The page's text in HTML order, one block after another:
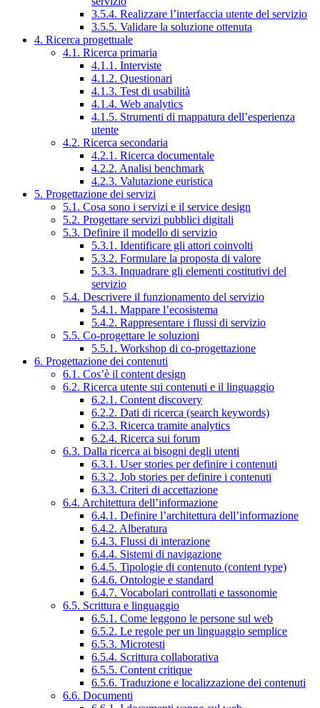
3.5.4. Realizzare l’interfaccia utente del servizio
3.5.5. Validare la soluzione ottenuta
4. Ricerca progettuale
4.1. Ricerca primaria
4.1.1. Interviste
4.1.2. Questionari
4.1.3. Test di usabilità
4.1.4. Web analytics
4.1.5. Strumenti di mappatura dell’esperienza
utente
4.2. Ricerca secondaria
4.2.1. Ricerca documentale
4.2.2. Analisi benchmark
4.2.3. Valutazione euristica
5. Progettazione dei servizi
5.1. Cosa sono i servizi e il service design
5.2. Progettare servizi pubblici digitali
5.3. Definire il modello di servizio
5.3.1. Identificare gli attori coinvolti
5.3.2. Formulare la proposta di valore
5.3.3. Inquadrare gli elementi costitutivi del
servizio
5.4. Descrivere il funzionamento del servizio
5.4.1. Mappare l’ecosistema
5.4.2. Rappresentare i flussi di servizio
5.5. Co-progettare le soluzioni
5.5.1. Workshop di co-progettazione
6. Progettazione dei contenuti
6.1. Cos’è il content design
6.2. Ricerca utente sui contenuti e il linguaggio
6.2.1. Content discovery
6.2.2. Dati di ricerca (search keywords)
6.2.3. Ricerca tramite analytics
6.2.4. Ricerca sui forum
6.3. Dalla ricerca ai bisogni degli utenti
6.3.1. User stories per definire i contenuti
6.3.2. Job stories per definire i contenuti
6.3.3. Criteri di accettazione
6.4. Architettura dell’informazione
6.4.1. Definire l’architettura dell’informazione
6.4.2. Alberatura
6.4.3. Flussi di interazione
6.4.4. Sistemi di navigazione
6.4.5. Tipologie di contenuto (content type)
6.4.6. Ontologie e standard
6.4.7. Vocabolari controllati e tassonomie
6.5. Scrittura e linguaggio
6.5.1. Come leggono le persone sul web
6.5.2. Le regole per un linguaggio semplice
6.5.3. Microtesti
6.5.4. Scrittura collaborativa
6.5.5. Content critique
6.5.6. Traduzione e localizzazione dei contenuti
6.6. Documenti